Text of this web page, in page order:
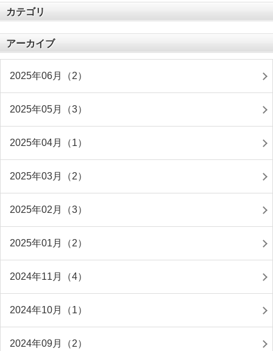
カテゴリ
アーカイブ
2025年06月（2）
2025年05月（3）
2025年04月（1）
2025年03月（2）
2025年02月（3）
2025年01月（2）
2024年11月（4）
2024年10月（1）
2024年09月（2）